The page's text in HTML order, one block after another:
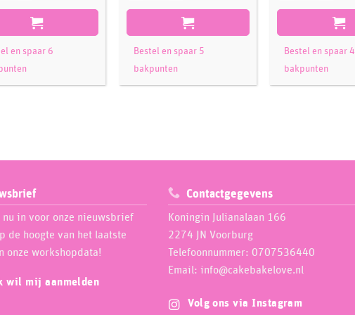
en spaar 6
Bestel en spaar 5
bakpunten
Bestel en spaar 4
bakpunten
in voor onze nieuwsbrief
de hoogte van het laatste
onze workshopdata!
wil mij aanmelden
Contactgegevens
Koningin Julianalaan 166
2274 JN Voorburg
Telefoonnummer: 0707536440
Email: info@cakebakelove.nl
Volg ons via Instagram